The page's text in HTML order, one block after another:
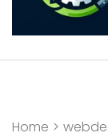
Home >